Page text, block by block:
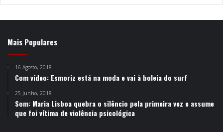
Mais Populares
16 Agosto, 2018
Com vídeo: Esmoriz está na moda e vai à boleia do surf
25 Junho, 2018
Som: Maria Lisboa quebra o silêncio pela primeira vez e assume
que foi vítima de violência psicológica